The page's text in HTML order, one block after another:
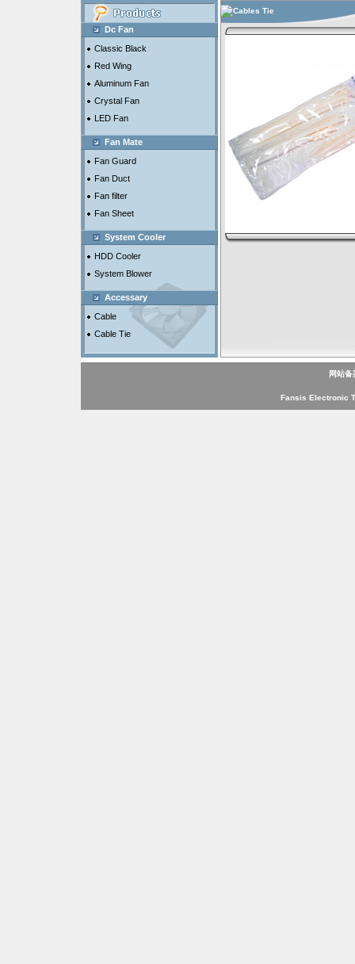
Dc Fan
Classic Black
Red Wing
Aluminum Fan
Crystal Fan
LED Fan
Fan Mate
Fan Guard
Fan Duct
Fan filter
Fan Sheet
System Cooler
HDD Cooler
System Blower
Accessary
Cable
Cable Tie
Cables Tie
网站
Fansis Electronic